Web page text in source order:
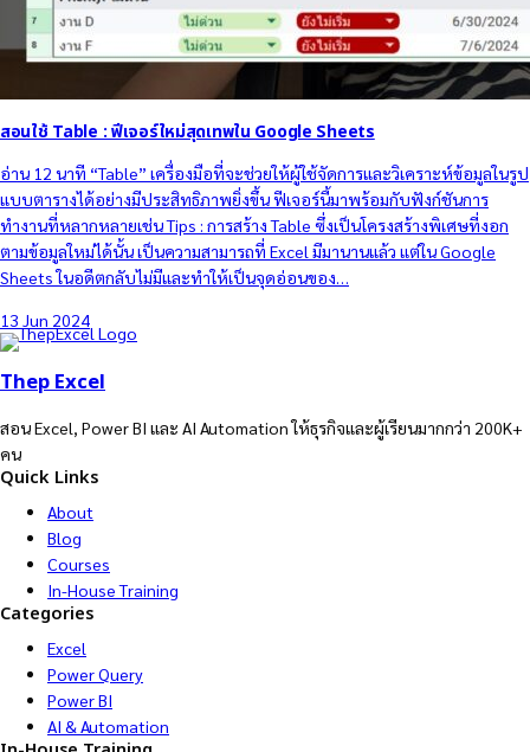
สอนใช้ Table : ฟีเจอร์ใหม่สุดเทพใน Google Sheets
อ่าน 12 นาที “Table” เครื่องมือที่จะช่วยให้ผู้ใช้จัดการและวิเคราะห์ข้อมูลในรูป
แบบตารางได้อย่างมีประสิทธิภาพยิ่งขึ้น ฟีเจอร์นี้มาพร้อมกับฟังก์ชันการ
ทำงานที่หลากหลายเช่น Tips : การสร้าง Table ซึ่งเป็นโครงสร้างพิเศษที่งอก
ตามข้อมูลใหม่ได้นั้น เป็นความสามารถที่ Excel มีมานานแล้ว แต่ใน Google
Sheets ในอดีตกลับไม่มีและทำให้เป็นจุดอ่อนของ…
13 Jun 2024
Thep Excel
สอน Excel, Power BI และ AI Automation ให้ธุรกิจและผู้เรียนมากกว่า 200K+
คน
Quick Links
About
Blog
Courses
In-House Training
Categories
Excel
Power Query
Power BI
AI & Automation